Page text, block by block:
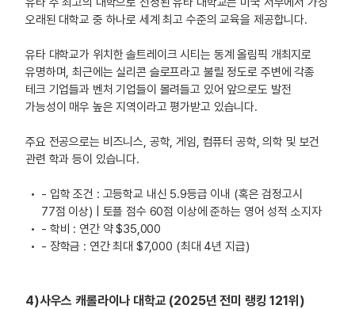
오래된 대학교 중 하나로 세계 최고 수준의 교육을 제공합니다.
유타 대학교가 위치한 솔트레이크 시티는 동계 올림픽 개최지로
유명하며, 최근에는 실리콘 슬로프라고 불릴 정도로 주변에 각종
테크 기업들과 벤처 기업들이 몰려들고 있어 앞으로도 발전
가능성이 매우 높은 지역이라고 평가받고 있습니다.
주요 전공으로는 비즈니스, 공학, 게임, 컴퓨터 공학, 의학 및 보건
관련 학과 등이 있습니다.
- 입학 조건 : 고등학교 내신 5.9등급 이내 (혹은 검정고시
77점 이상) | 토플 점수 60점 이상에 준하는 영어 성적 소지자
- 학비 : 연간 약 $35,000
- 장학금 : 연간 최대 $7,000 (최대 4년 지급)
4)사우스 캐롤라이나 대학교 (2025년 전미 랭킹 121위)